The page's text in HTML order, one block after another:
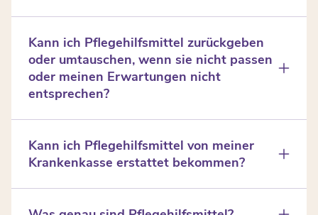
Einmalhandschuhe, Mundschutz, Schutzschürzen,
Fingerlinge, Einmallätzchen, Betteinlagen, Hand-
und Flächendesinfektionsmittel. Andere Artikel, wie
z.B. Windeln, werden separat rezeptiert.
Kann ich Pflegehilfsmittel zurückgeben
oder umtauschen, wenn sie nicht passen
oder meinen Erwartungen nicht
entsprechen?
Umtauschmöglichkeit an. Die genauen
Bedingungen finden Sie in den Rückgaberichtlinien
Kann ich Pflegehilfsmittel von meiner
Krankenkasse erstattet bekommen?